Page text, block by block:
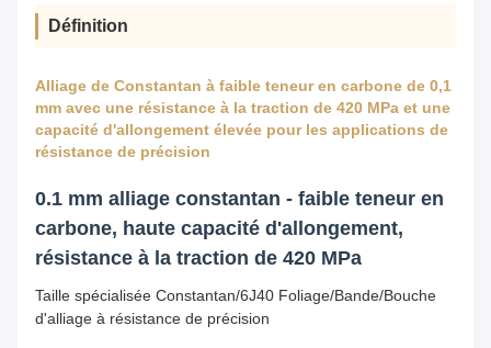
Définition
Alliage de Constantan à faible teneur en carbone de 0,1
mm avec une résistance à la traction de 420 MPa et une
capacité d'allongement élevée pour les applications de
résistance de précision
0.1 mm alliage constantan - faible teneur en
carbone, haute capacité d'allongement,
résistance à la traction de 420 MPa
Taille spécialisée Constantan/6J40 Foliage/Bande/Bouche
d'alliage à résistance de précision